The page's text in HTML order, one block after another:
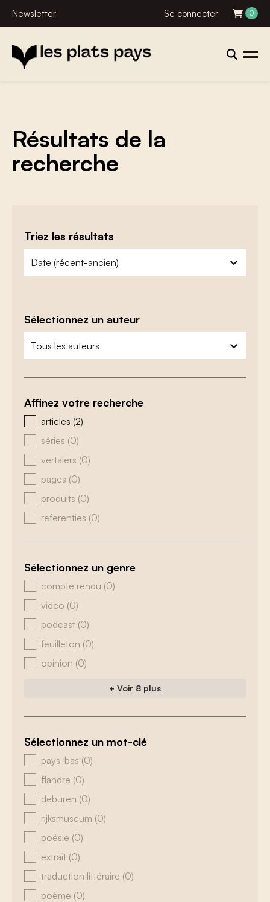
Newsletter Se connecter 0
Résultats de la
recherche
Triez les résultats
zoeken - sorteer
trier le contenu
Sélectionnez un auteur
zoeken - auteurs
sélectionnez le contenu
Affinez votre recherche
zoeken - type
articles (2)
séries (0)
vertalers (0)
pages (0)
produits (0)
referenties (0)
Sélectionnez un genre
zoeken - genre
compte rendu (0)
video (0)
podcast (0)
feuilleton (0)
opinion (0)
+ Voir 8 plus
Sélectionnez un mot-clé
zoeken - tags
pays-bas (0)
flandre (0)
deburen (0)
rijksmuseum (0)
poésie (0)
extrait (0)
traduction littéraire (0)
poème (0)